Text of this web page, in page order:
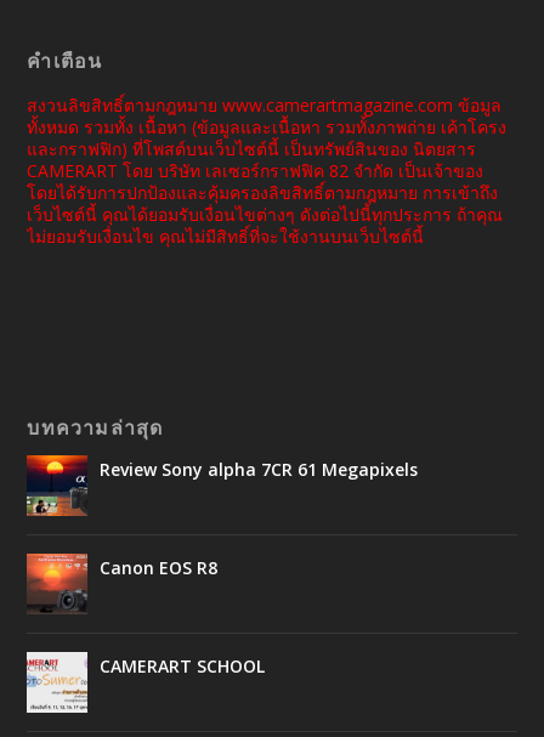
คำเตือน
สงวนลิขสิทธิ์ตามกฎหมาย www.camerartmagazine.com ข้อมูล
ทั้งหมด รวมทั้ง เนื้อหา (ข้อมูลและเนื้อหา รวมทั้งภาพถ่าย เค้าโครง
และกราฟฟิก) ที่โพสต์บนเว็บไซต์นี้ เป็นทรัพย์สินของ นิตยสาร
CAMERART โดย บริษัท เลเซอร์กราฟฟิค 82 จำกัด เป็นเจ้าของ
โดยได้รับการปกป้องและคุ้มครองลิขสิทธิ์ตามกฎหมาย การเข้าถึง
เว็บไซต์นี้ คุณได้ยอมรับเงื่อนไขต่างๆ ดังต่อไปนี้ทุกประการ ถ้าคุณ
ไม่ยอมรับเงื่อนไข คุณไม่มีสิทธิ์ที่จะใช้งานบนเว็บไซต์นี้
บทความล่าสุด
Review Sony alpha 7CR 61 Megapixels
Canon EOS R8
CAMERART SCHOOL